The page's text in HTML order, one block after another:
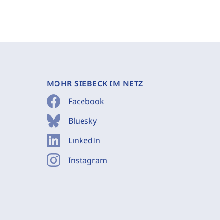
MOHR SIEBECK IM NETZ
Facebook
Bluesky
LinkedIn
Instagram